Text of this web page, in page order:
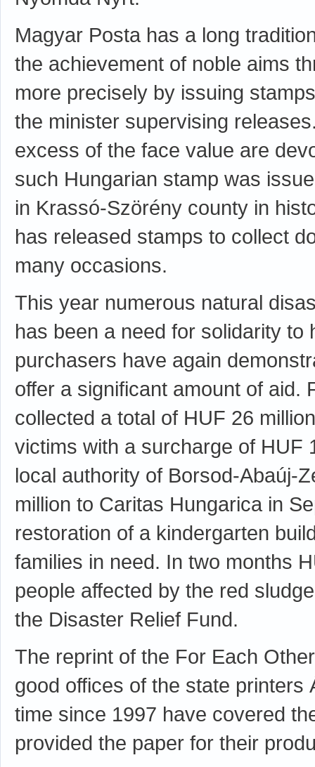
Magyar Posta has a long
the achievement of noble aims
more precisely by issuing
the minister supervising
excess of the face value are
such Hungarian stamp was
in Krassó-Szörény county in
has released stamps to collect
many occasions.
This year numerous natural
has been a need for solidarity
purchasers have again
offer a significant amount of aid.
collected a total of HUF 26
victims with a surcharge of HUF
local authority of Borsod-Abaúj-
million to Caritas Hungarica in
restoration of a kindergarten
families in need. In two months
people affected by the red
the Disaster Relief Fund.
The reprint of the For Each
good offices of the state
time since 1997 have covered
provided the paper for their